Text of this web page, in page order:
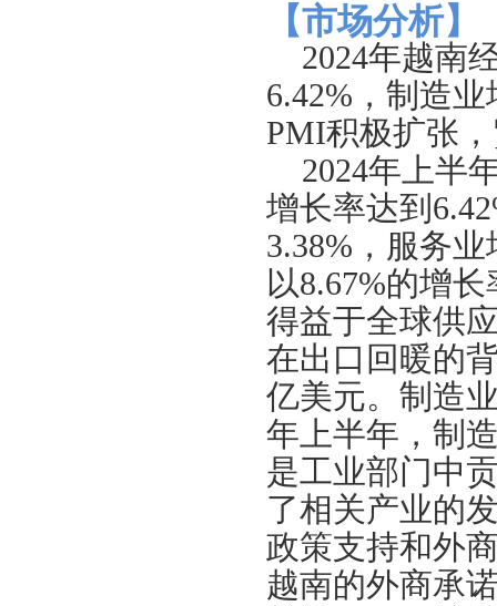
【市场分析】
2024年越南
6.42%，制造
PMI积极扩张
2024年上半
增长率达到
3.38%，服务
以8.67%的增
得益于全球供
在出口回暖的
亿美元。制造
年上半年，制
是工业部门中
了相关产业的
政策支持和外
越南的外商承